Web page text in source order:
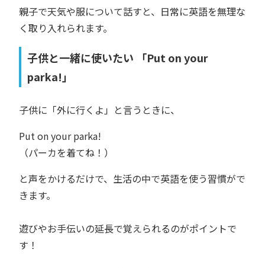
親子で天気や服について話すと、日常に英語を無理な
く取り入れられます。
子供と一緒に使いたい 「Put on your
parka!」
子供に「外に行くよ」と言うときに、
Put on your parka!
（パーカを着てね！）
と声をかけるだけで、生活の中で英語を使う習慣がで
きます。
遊びやお手伝いの延長で覚えられるのがポイントで
す！